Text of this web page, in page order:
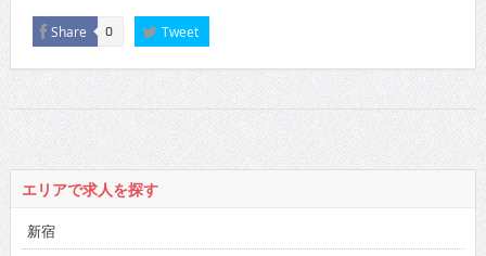
Share 0 Tweet
エリアで求人を探す
新宿